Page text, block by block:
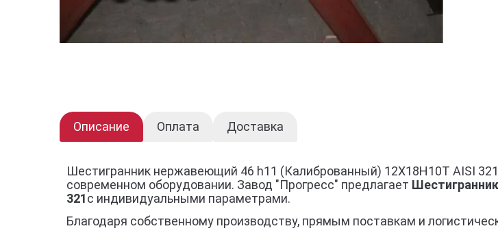
Описание Оплата Доставка
Шестигранник нержавеющий 46 h11 (Калиброванный) 12Х18Н10Т AISI
современном оборудовании. Завод "Прогресс" предлагает
321с индивидуальными параметрами.
Благодаря собственному производству, прямым поставкам и